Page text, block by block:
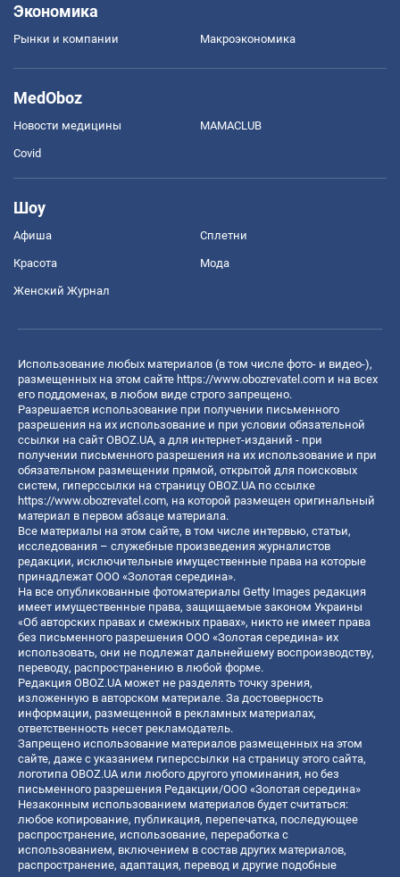
Экономика
Рынки и компании Mакроэкономика
MedOboz
Новости медицины MAMACLUB
Covid
Шоу
Афиша Сплетни
Красота Мода
Женский Журнал
Использование любых материалов (в том числе фото- и видео-),
размещенных на этом сайте https://www.obozrevatel.com и на всех
его поддоменах, в любом виде строго запрещено.
Разрешается использование при получении письменного
разрешения на их использование и при условии обязательной
ссылки на сайт OBOZ.UA, а для интернет-изданий - при
получении письменного разрешения на их использование и при
обязательном размещении прямой, открытой для поисковых
систем, гиперссылки на страницу OBOZ.UA по ссылке
https://www.obozrevatel.com, на которой размещен оригинальный
материал в первом абзаце материала.
Все материалы на этом сайте, в том числе интервью, статьи,
исследования – служебные произведения журналистов
редакции, исключительные имущественные права на которые
принадлежат ООО «Золотая середина».
На все опубликованные фотоматериалы Getty Images редакция
имеет имущественные права, защищаемые законом Украины
«Об авторских правах и смежных правах», никто не имеет права
без письменного разрешения ООО «Золотая середина» их
использовать, они не подлежат дальнейшему воспроизводству,
переводу, распространению в любой форме.
Редакция OBOZ.UA может не разделять точку зрения,
изложенную в авторском материале. За достоверность
информации, размещенной в рекламных материалах,
ответственность несет рекламодатель.
Запрещено использование материалов размещенных на этом
сайте, даже с указанием гиперссылки на страницу этого сайта,
логотипа OBOZ.UA или любого другого упоминания, но без
письменного разрешения Редакции/ООО «Золотая середина»
Незаконным использованием материалов будет считаться:
любое копирование, публикация, перепечатка, последующее
распространение, использование, переработка с
использованием, включением в состав других материалов,
распространение, адаптация, перевод и другие подобные